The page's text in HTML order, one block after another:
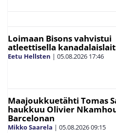
Loimaan Bisons vahvistui
atleettisella
Eetu Hellsten | 05.08.2026 17:46
Maajoukkuetähti Tomas
haukkuu Olivier
Barcelonan
Mikko Saarela | 05.08.202609:15